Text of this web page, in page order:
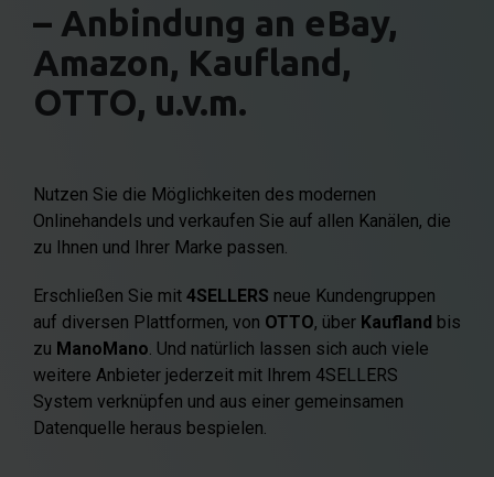
– Anbindung an eBay,
Amazon, Kaufland,
OTTO, u.v.m.
Nutzen Sie die Möglichkeiten des modernen
Onlinehandels und verkaufen Sie auf allen Kanälen, die
zu Ihnen und Ihrer Marke passen.
Erschließen Sie mit 4SELLERS neue Kundengruppen
auf diversen Plattformen, von OTTO, über Kaufland bis
zu ManoMano . Und natürlich lassen sich auch viele
weitere Anbieter jederzeit mit Ihrem 4SELLERS
System verknüpfen und aus einer gemeinsamen
Datenquelle heraus bespielen.